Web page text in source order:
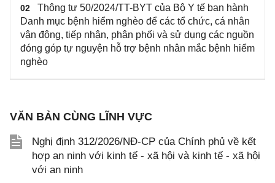
02
Thông tư 50/2024/TT-BYT của Bộ Y tế ban hành
Danh mục bệnh hiểm nghèo để các tổ chức, cá nhân
vận động, tiếp nhận, phân phối và sử dụng các nguồn
đóng góp tự nguyện hỗ trợ bệnh nhân mắc bệnh hiểm
nghèo
VĂN BẢN CÙNG LĨNH VỰC
Nghị định 312/2026/NĐ-CP của Chính phủ về kết
hợp an ninh với kinh tế - xã hội và kinh tế - xã hội
với an ninh